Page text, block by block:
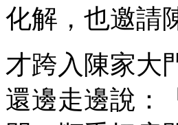
化解，也邀請
才跨入陳家大
還邊走邊說：